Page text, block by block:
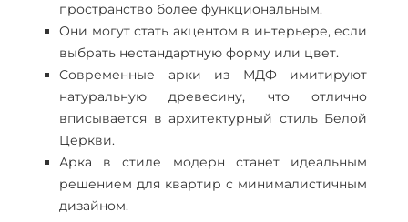
пространство более функциональным.
Они могут стать акцентом в интерьере, если
выбрать нестандартную форму или цвет.
Современные арки из МДФ имитируют
натуральную древесину, что отлично
вписывается в архитектурный стиль Белой
Церкви.
Арка в стиле модерн станет идеальным
решением для квартир с минималистичным
дизайном.